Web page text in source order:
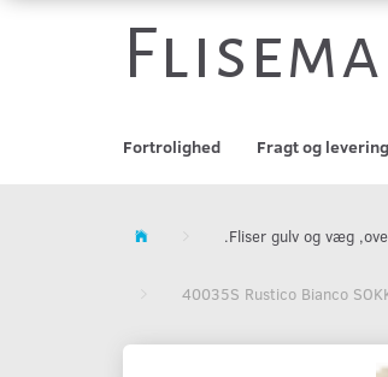
Fortrolighed Fragt og levering
.Fliser gulv og væg
40035S Rustico Bianco